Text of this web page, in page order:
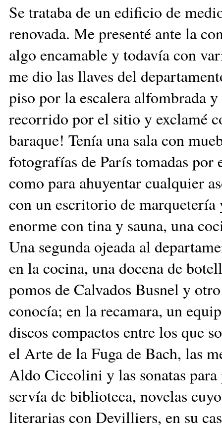
Se trataba de un edificio de
renovada. Me presenté ante la
algo encamable y todavía con
me dio las llaves del
piso por la escalera alfombrada
recorrido por el sitio y exclamé
baraque! Tenía una sala con
fotografías de París tomadas
como para ahuyentar cualquier
con un escritorio de
enorme con tina y sauna, una
Una segunda ojeada al
en la cocina, una docena de
pomos de Calvados Busnel y
conocía; en la recamara, un
discos compactos entre los que
el Arte de la Fuga de Bach, las
Aldo Ciccolini y las sonatas
servía de biblioteca, novelas
literarias con Devilliers, en su